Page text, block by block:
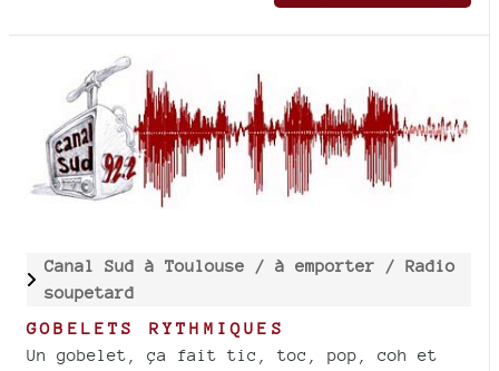
Canal Sud à Toulouse / à emporter / Radio
soupetard
GOBELETS RYTHMIQUES
Un gobelet, ça fait tic, toc, pop, coh et